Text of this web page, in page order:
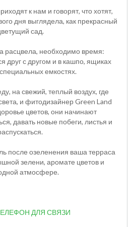
к нам и говорят, что хотят,
дня выглядела, как прекрасный
сад.
расцвела, необходимо время:
друг с другом и в кашпо, ящиках
емкостях.
на свежий, теплый воздух, где
и фитодизайнер Green Land
цветов, они начинают
давать новые побеги, листья и
после озеленения ваша терраса
зелени, аромате цветов и
атмосфере.
ДЛЯ СВЯЗИ